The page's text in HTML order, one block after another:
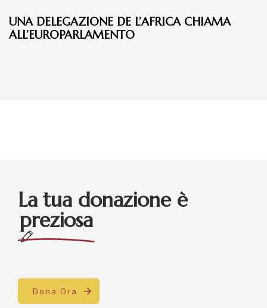
UNA DELEGAZIONE DE L’AFRICA CHIAMA
ALL’EUROPARLAMENTO
La tua donazione è
preziosa
Dona Ora